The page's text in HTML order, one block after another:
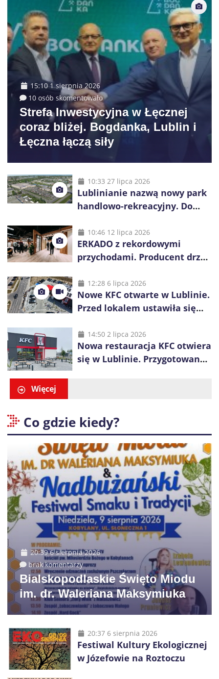
15:10 1 sierpnia 2026
10 osób skomentowało
Strefa Inwestycyjna w Łęcznej
coraz bliżej. Bogdanka, Lublin i
Łęczna łączą siły
10:33 27 lipca 2026
Lublinianie nazwą nowy park
handlowo-rekreacyjny. Do
10:46 12 lipca 2026
ERKADO z rekordowymi
przychodami. Producent drzwi
inwestycje
12:28 6 lipca 2026
Nowe KFC otwarte w Lublinie.
Przed lokalem ustawiła się
14:50 2 lipca 2026
Nowa restauracja KFC otwiera
się w Lublinie. Przygotowano
Więcej
Co gdzie kiedy?
20:39 6 sierpnia 2026
brak komentarzy
Bialskopodlaskie Święto Miodu
im. dr. Waleriana Maksymiuka
20:37 6 sierpnia 2026
Festiwal Kultury Ekologicznej
w Józefowie na Roztoczu